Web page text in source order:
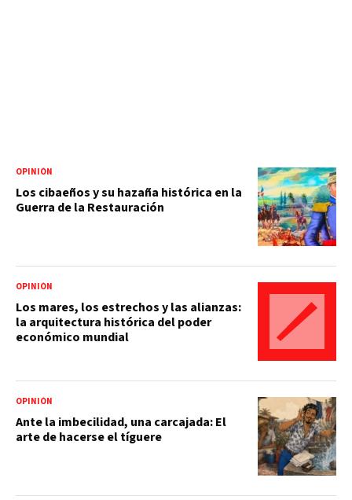
OPINIÓN
Los cibaeños y su hazaña histórica en la
Guerra de la Restauración
OPINIÓN
Los mares, los estrechos y las alianzas:
la arquitectura histórica del poder
económico mundial
OPINIÓN
Ante la imbecilidad, una carcajada: El
arte de hacerse el tíguere